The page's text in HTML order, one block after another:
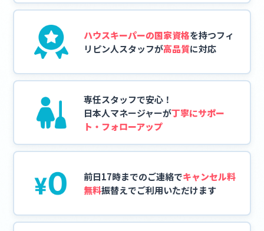
ハウスキーパーの国家資格を持つフィ
リピン人スタッフが高品質に対応
専任スタッフで安心！
日本人マネージャーが丁寧にサポー
ト・フォローアップ
前日17時までのご連絡でキャンセル料
無料振替えでご利用いただけます